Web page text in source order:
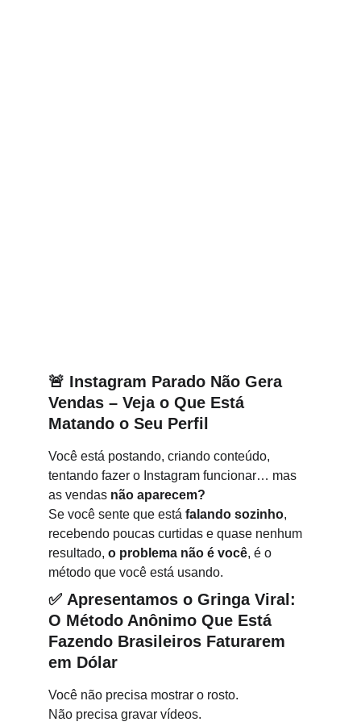
🚨 Instagram Parado Não Gera
Vendas – Veja o Que Está
Matando o Seu Perfil
Você está postando, criando conteúdo,
tentando fazer o Instagram funcionar… mas
as vendas não aparecem?
Se você sente que está falando sozinho,
recebendo poucas curtidas e quase nenhum
resultado, o problema não é você, é o
método que você está usando.
✅ Apresentamos o Gringa Viral:
O Método Anônimo Que Está
Fazendo Brasileiros Faturarem
em Dólar
Você não precisa mostrar o rosto.
Não precisa gravar vídeos.